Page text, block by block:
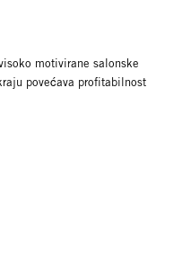
motivirane salonske
povećava profitabilnost